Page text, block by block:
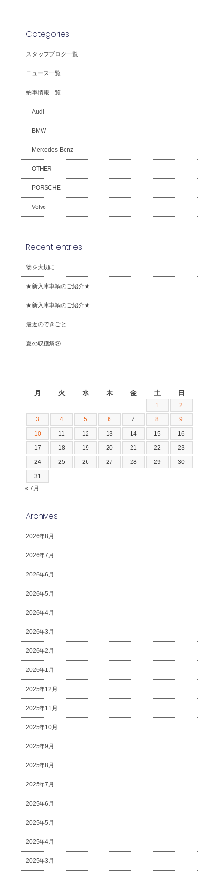
Categories
スタッフブログ一覧
ニュース一覧
納車情報一覧
Audi
BMW
Mercedes-Benz
OTHER
PORSCHE
Volvo
Recent entries
物を大切に
★新入庫車輌のご紹介★
★新入庫車輌のご紹介★
最近のできごと
夏の収穫祭③
月 火 水 木 金 土 日
1 2
3 4 5 6 7 8 9
10 11 12 13 14 15 16
17 18 19 20 21 22 23
24 25 26 27 28 29 30
31
« 7月
Archives
2026年8月
2026年7月
2026年6月
2026年5月
2026年4月
2026年3月
2026年2月
2026年1月
2025年12月
2025年11月
2025年10月
2025年9月
2025年8月
2025年7月
2025年6月
2025年5月
2025年4月
2025年3月